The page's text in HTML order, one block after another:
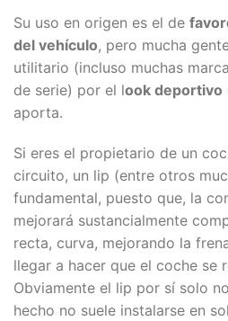
Su uso en origen es el de
del vehículo, pero mucha
utilitario (incluso muchas
de serie) por el look deportivo
aporta.
Si eres el propietario de un
circuito, un lip (entre otros
fundamental, puesto que, la
mejorará sustancialmente
recta, curva, mejorando la
llegar a hacer que el coche se
Obviamente el lip por sí solo
hecho no suele instalarse en